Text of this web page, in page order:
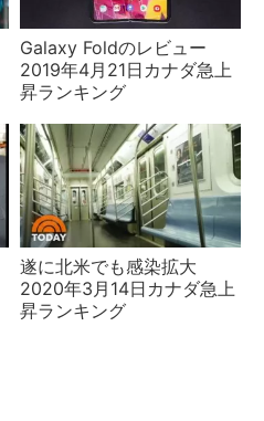
Galaxy Foldのレビュー
2019年4月21日カナダ急上
昇ランキング
遂に北米でも感染拡大
2020年3月14日カナダ急上
昇ランキング